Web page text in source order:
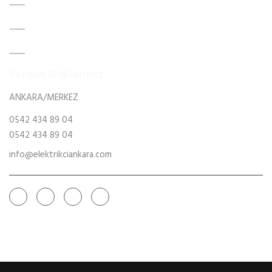
ANKARA/MERKEZ
0542 434 89 04
0542 434 89 04
info@elektrikciankara.com